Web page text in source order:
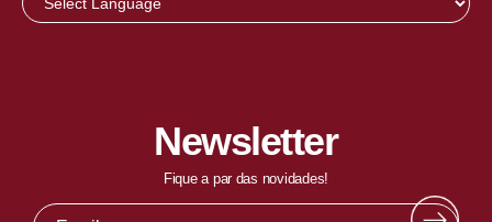
Newsletter
Fique a par das novidades!